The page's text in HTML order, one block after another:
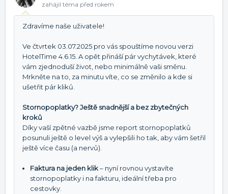
zahájil téma před rokem
Zdravíme naše uživatele!
Ve čtvrtek 03.07.2025 pro vás spouštíme novou verzi
HotelTime 4.6.15. A opět přináší pár vychytávek, které
vám zjednoduší život, nebo minimálně vaši směnu.
Mrkněte na to, za minutu víte, co se změnilo a kde si
ušetřit pár kliků.
Stornopoplatky? Ještě snadnější a bez zbytečných
kroků
Díky vaší zpětné vazbě jsme report stornopoplatků
posunuli ještě o level výš a vylepšili ho tak, aby vám šetřil
ještě více času (a nervů).
Faktura na jeden klik– nyní rovnou vystavíte
stornopoplatky i na fakturu, ideální třeba pro
cestovky.